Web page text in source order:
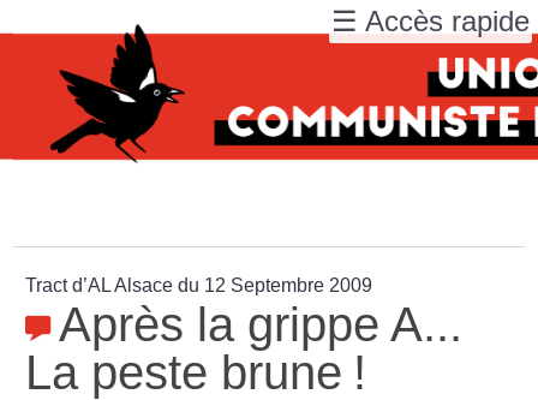
Tract d’AL Alsace du 12 Septembre 2009
Après la grippe A...
La peste brune !
☰ Accès rapide